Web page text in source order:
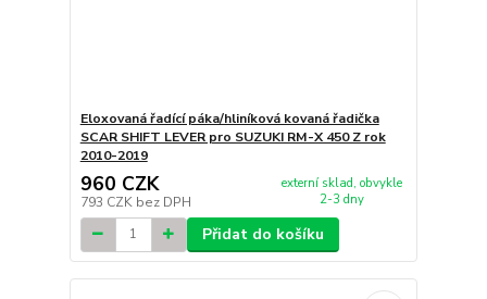
Eloxovaná řadící páka/hliníková kovaná řadička
SCAR SHIFT LEVER pro SUZUKI RM-X 450 Z rok
2010-2019
960 CZK
793 CZK bez DPH
externí sklad, obvykle
2-3 dny
Přidat do košíku